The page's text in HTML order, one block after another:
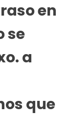
en
se
a
que